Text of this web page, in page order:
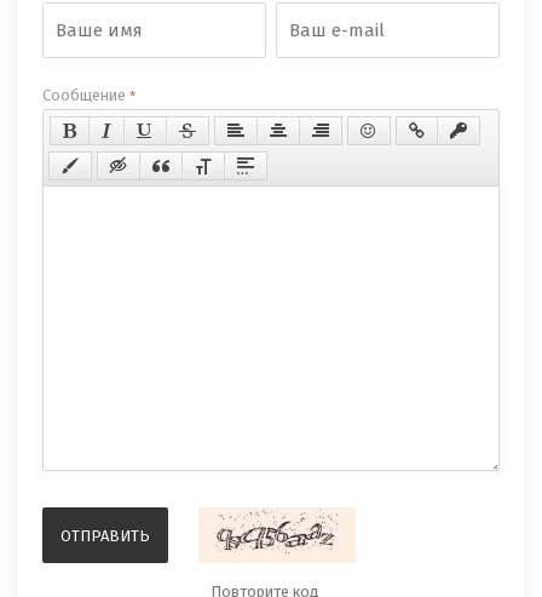
Сообщение *